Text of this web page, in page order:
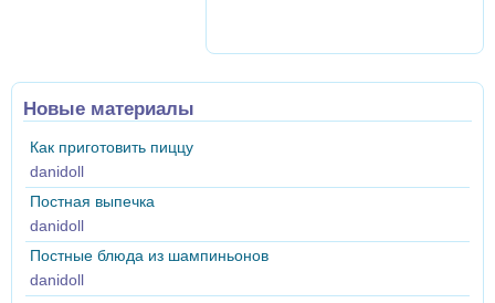
Новые материалы
Как приготовить пиццу
danidoll
Постная выпечка
danidoll
Постные блюда из шампиньонов
danidoll